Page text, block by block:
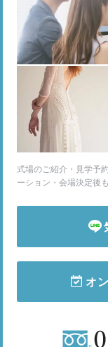
式場のご紹介・見学予
ーション・会場決定後
オ